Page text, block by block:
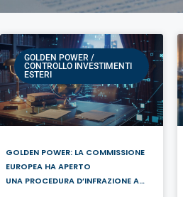
GOLDEN POWER /
CONTROLLO INVESTIMENTI
ESTERI
GOLDEN POWER: LA COMMISSIONE
EUROPEA HA APERTO
UNA PROCEDURA D’INFRAZIONE A